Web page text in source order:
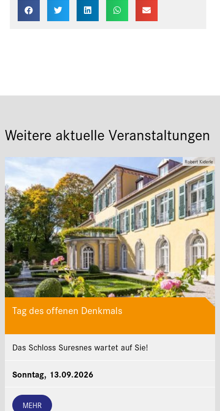
Weitere aktuelle Veranstaltungen
Robert Kiderle
Tag des offenen Denkmals
Das Schloss Suresnes wartet auf Sie!
Sonntag, 13.09.2026
MEHR